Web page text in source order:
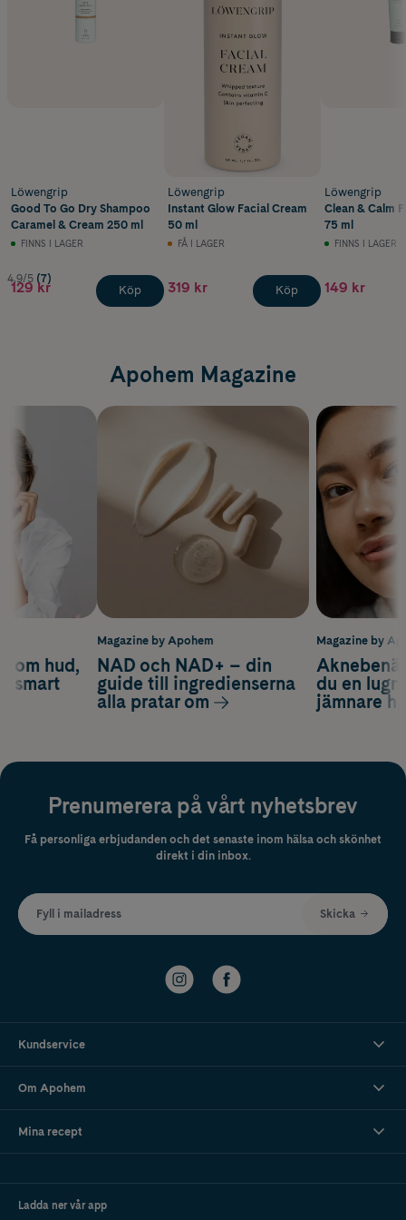
Löwengrip
Good To Go Dry Shampoo
Caramel & Cream 250 ml
FINNS I LAGER
4.9/5 (7)
129 kr Köp
Löwengrip
Instant Glow Facial Cream
50 ml
FÅ I LAGER
319 kr Köp
Löwengrip
Clean & Calm
75 ml
FINNS I LAGER
149 kr
Apohem Magazine
Magazine by
du en
jämnare
om hud,
smart
Magazine by Apohem
NAD och NAD+ – din
guide till ingredienserna
alla pratar om
Prenumerera på vårt nyhetsbrev
Få personliga erbjudanden och det senaste inom hälsa och skönhet
direkt i din inbox.
Fyll i mailadress Skicka
Kundservice
Om Apohem
Mina recept
Ladda ner vår app